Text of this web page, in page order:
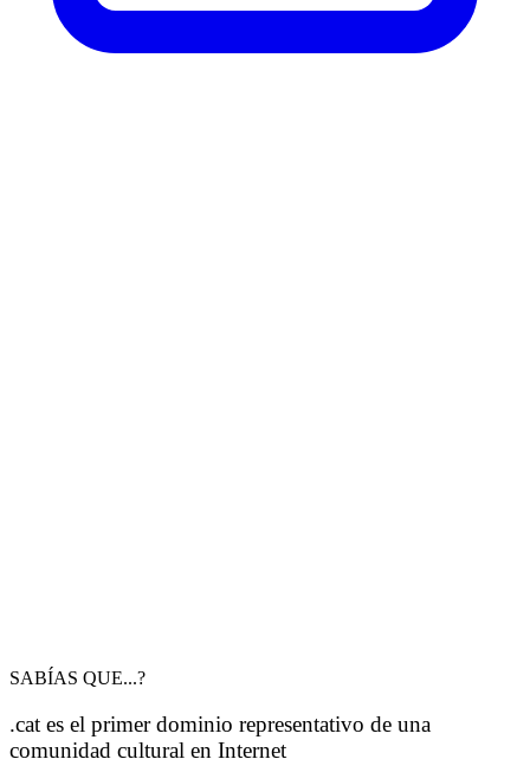
SABÍAS QUE...?
.cat es el primer dominio representativo de una
comunidad cultural en Internet